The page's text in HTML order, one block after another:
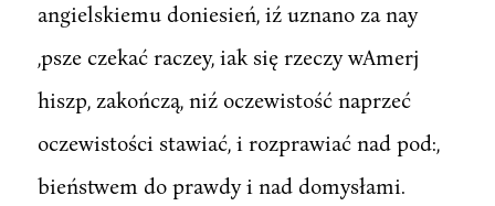
angielskiemu doniesień, iź uznano za nay
,psze czekać raczey, iak się rzeczy wAmerj
hiszp, zakończą, niź oczewistość naprzeć
oczewistości stawiać, i rozprawiać nad pod:,
bieństwem do prawdy i nad domysłami.